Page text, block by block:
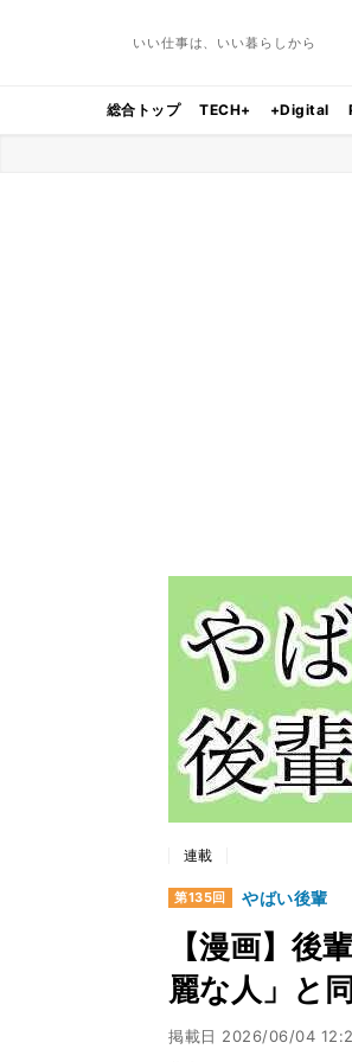
いい仕事は、いい暮らしから
総合トップ TECH+ +Digital
連載
第135回 やばい後輩
【漫画】後
麗な人」と
掲載日 2026/06/04